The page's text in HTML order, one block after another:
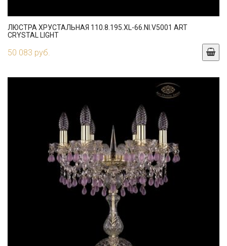
ЛЮСТРА ХРУСТАЛЬНАЯ 110.8.195.XL-66.NI.V5001 ART
CRYSTAL LIGHT
50 083 руб.